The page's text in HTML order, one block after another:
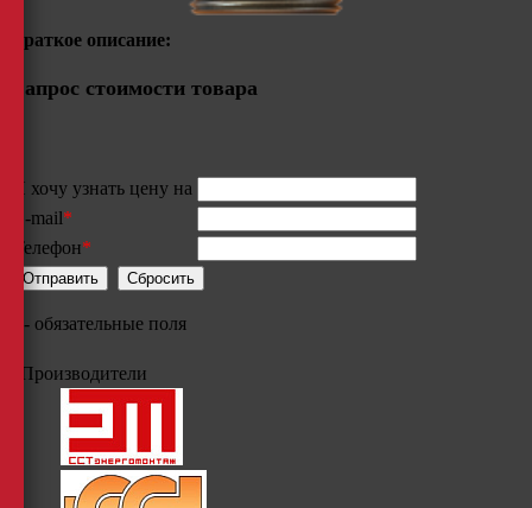
Краткое описание:
Запрос стоимости товара
Я хочу узнать цену на
E-mail*
Телефон*
- обязательные поля
Производители